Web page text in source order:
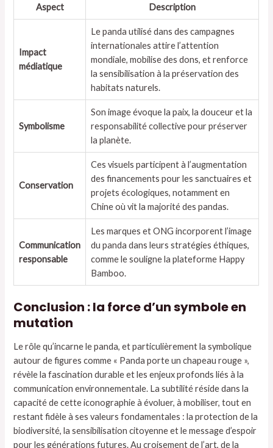
Aspect Description
Impact
médiatique
Le panda utilisé dans des campagnes
internationales attire l’attention
mondiale, mobilise des dons, et renforce
la sensibilisation à la préservation des
habitats naturels.
Symbolisme
Son image évoque la paix, la douceur et la
responsabilité collective pour préserver
la planète.
Conservation
Ces visuels participent à l’augmentation
des financements pour les sanctuaires et
projets écologiques, notamment en
Chine où vit la majorité des pandas.
Communication
responsable
Les marques et ONG incorporent l’image
du panda dans leurs stratégies éthiques,
comme le souligne la plateforme Happy
Bamboo.
Conclusion : la force d’un symbole en
mutation
Le rôle qu’incarne le panda, et particulièrement la symbolique
autour de figures comme « Panda porte un chapeau rouge »,
révèle la fascination durable et les enjeux profonds liés à la
communication environnementale. La subtilité réside dans la
capacité de cette iconographie à évoluer, à mobiliser, tout en
restant fidèle à ses valeurs fondamentales : la protection de la
biodiversité, la sensibilisation citoyenne et le message d’espoir
pour les générations futures. Au croisement de l’art, de la